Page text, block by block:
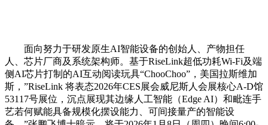
面向努力于研发原生AI智能设备的创始人、产物担任
人、芯片厂商及系统架构师。基于RiseLink超低功耗Wi-Fi及端
侧AI芯片打制的AI互动阅读玩具“ChooChoo”，美国拉斯维加
斯，”RiseLink 将表态2026年CES展会威尼斯人会展核心A-D馆
53117号展位，沉点展现其边缘人工智能（Edge AI）和毗连手
艺若何赋能具备规模化摆设能力、可间接量产的智能设